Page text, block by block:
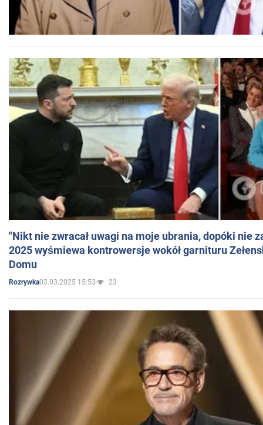
"Nikt nie zwracał uwagi na moje ubrania, dopóki nie
2025 wyśmiewa kontrowersje wokół garnituru
Domu
Rozrywka03.03.2025 15:53 23